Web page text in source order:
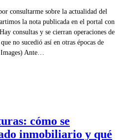
consultarme sobre la actualidad del
la nota publicada en el portal con
consultas y se cierran operaciones de
no sucedió así en otras épocas de
Ante…
cómo se
inmobiliario y qué